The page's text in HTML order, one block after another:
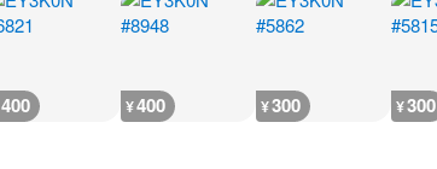
400 ¥400 ¥300 ¥300